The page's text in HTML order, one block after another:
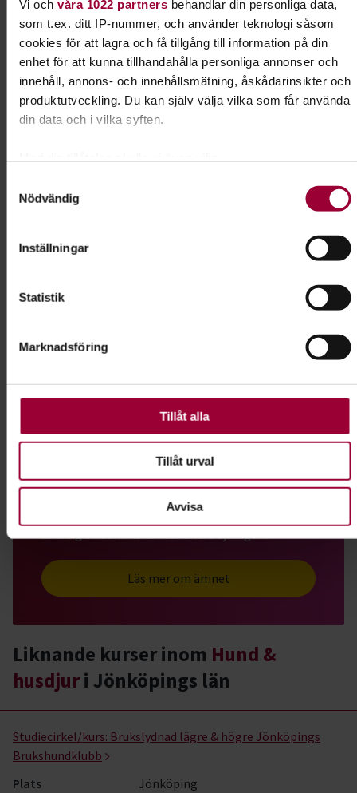
Vi och våra 1022 partnersbehandlar din personliga data,
som t.ex. ditt IP-nummer, och använder teknologi såsom
cookies för att lagra och få tillgång till information på din
enhet för att kunna tillhandahålla personliga annonser och
innehåll, annons- och innehållsmätning, åskådarinsikter och
produktutveckling. Du kan själv välja vilka som får använda
din data och i vilka syften.
kan ha en noggrannhet på upp till flera meter
Ta reda på mer om hur dina personliga uppgifter behandlas
ändra eller dra tillbaka ditt samtycke när som helst från
För att du ska få en så bra upplevelse som möjligt
Nödvändig
Inställningar
Statistik
Marknadsföring
Tillåt alla
Tillåt urval
Avvisa
Välkomna!
Kursledare
Josefine Hinas
I samarbete med
SBK Mullsjö Brukshundklubb
Kontakt
Dela: Facebook LinkedIn E-mail
Hund & husdjur
Har du hund eller planerar du att skaffa en valp?
Grattis! Det finns massor av roliga saker du kan
lära dig tillsammans med andra djurägare.
Läs mer om ämnet
Liknande kurser inom Hund &
husdjuri Jönköpings län
Studiecirkel/kurs: Brukslydnad lägre & högre Jönköpings
Brukshundklubb
Plats
Jönköping